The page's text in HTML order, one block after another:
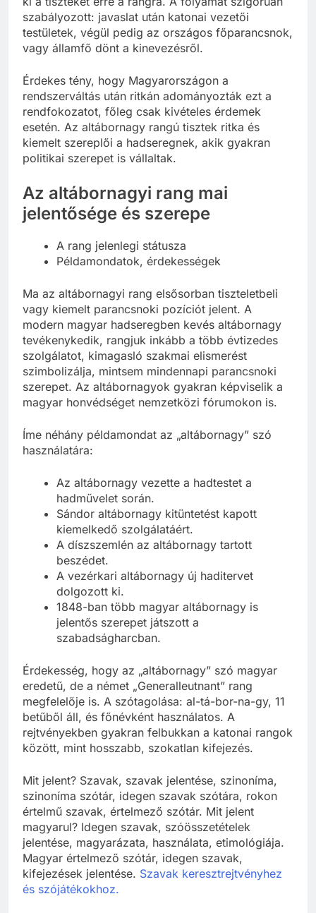
szabályozott: javaslat után katonai vezetői
testületek, végül pedig az országos főparancsnok,
vagy államfő dönt a kinevezésről.
Érdekes tény, hogy Magyarországon a
rendszerváltás után ritkán adományozták ezt a
rendfokozatot, főleg csak kivételes érdemek
esetén. Az altábornagy rangú tisztek ritka és
kiemelt szereplői a hadseregnek, akik gyakran
politikai szerepet is vállaltak.
Az altábornagyi rang mai
jelentősége és szerepe
A rang jelenlegi státusza
Példamondatok, érdekességek
Ma az altábornagyi rang elsősorban tiszteletbeli
vagy kiemelt parancsnoki pozíciót jelent. A
modern magyar hadseregben kevés altábornagy
tevékenykedik, rangjuk inkább a több évtizedes
szolgálatot, kimagasló szakmai elismerést
szimbolizálja, mintsem mindennapi parancsnoki
szerepet. Az altábornagyok gyakran képviselik a
magyar honvédséget nemzetközi fórumokon is.
Íme néhány példamondat az „altábornagy” szó
használatára:
Az altábornagy vezette a hadtestet a
hadművelet során.
Sándor altábornagy kitüntetést kapott
kiemelkedő szolgálatáért.
A díszszemlén az altábornagy tartott
beszédet.
A vezérkari altábornagy új haditervet
dolgozott ki.
1848-ban több magyar altábornagy is
jelentős szerepet játszott a
szabadságharcban.
Érdekesség, hogy az „altábornagy” szó magyar
eredetű, de a német „Generalleutnant” rang
megfelelője is. A szótagolása: al-tá-bor-na-gy, 11
betűből áll, és főnévként használatos. A
rejtvényekben gyakran felbukkan a katonai rangok
között, mint hosszabb, szokatlan kifejezés.
Mit jelent? Szavak, szavak jelentése, szinoníma,
szinoníma szótár, idegen szavak szótára, rokon
értelmű szavak, értelmező szótár. Mit jelent
magyarul? Idegen szavak, szóösszetételek
jelentése, magyarázata, használata, etimológiája.
Magyar értelmező szótár, idegen szavak,
kifejezések jelentése. Szavak keresztrejtvényhez
és szójátékokhoz.